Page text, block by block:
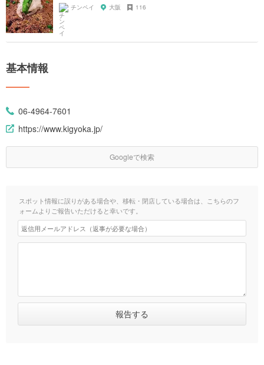
チンペイ 大阪 116
基本情報
06-4964-7601
https://www.kigyoka.jp/
Googleで検索
スポット情報に誤りがある場合や、移転・閉店している場合は、こちらのフ
ォームよりご報告いただけると幸いです。